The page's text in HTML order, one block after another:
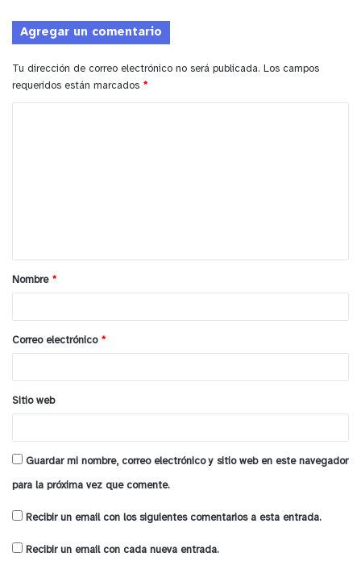
Agregar un comentario
Tu dirección de correo electrónico no será publicada. Los campos
requeridos están marcados *
a
r
*
Nombre *
Correo electrónico *
Sitio web
Guardar mi nombre, correo electrónico y sitio web en este navegador
para la próxima vez que comente.
Recibir un email con los siguientes comentarios a esta entrada.
Recibir un email con cada nueva entrada.